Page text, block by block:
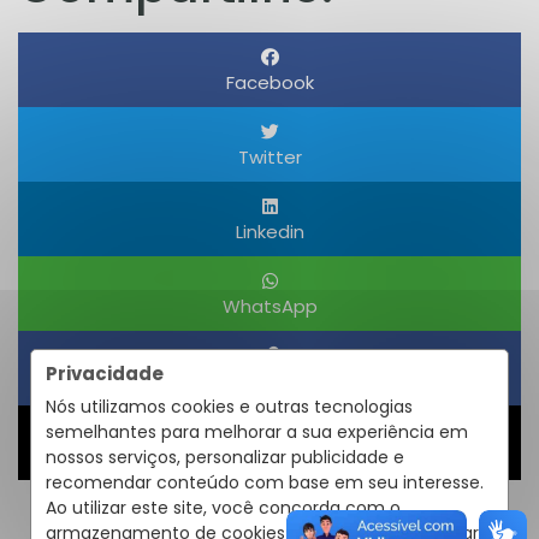
Privacidade
Nós utilizamos cookies e outras tecnologias
semelhantes para melhorar a sua experiência em
nossos serviços, personalizar publicidade e
recomendar conteúdo com base em seu interesse.
Ao utilizar este site, você concorda com o
armazenamento de cookies em seu dispositivo para
Facebook
Twitter
Linkedin
WhatsApp
Compartilhar